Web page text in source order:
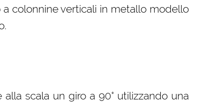
colonnine verticali in metallo modello
scala un giro a 90° utilizzando una